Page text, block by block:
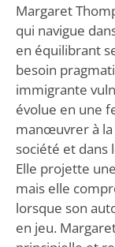
Margaret
qui navigue
en équilibrant
besoin
immigrante
évolue en une
manœuvrer à la
société et dans
Elle projette
mais elle
lorsque son
en jeu.